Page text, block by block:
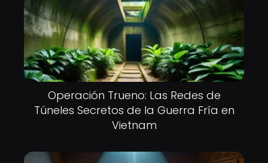
Operación Trueno: Las Redes de
Túneles Secretos de la Guerra Fría en
Vietnam